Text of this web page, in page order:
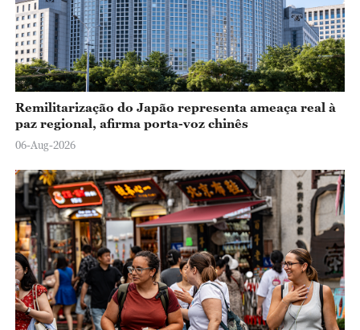
Remilitarização do Japão representa ameaça real à
paz regional, afirma porta-voz chinês
06-Aug-2026